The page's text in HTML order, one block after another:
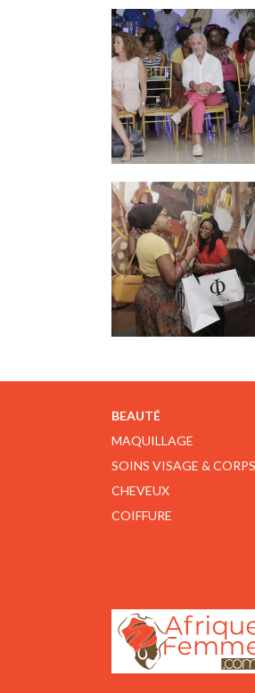
BEAUTÉ
MAQUILLAGE
SOINS VISAGE & CORPS
CHEVEUX
COIFFURE